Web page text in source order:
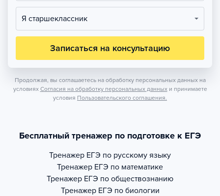
Я старшеклассник
Записаться на консультацию
Продолжая, вы соглашаетесь на обработку персональных данных на
условиях Согласия на обработку персональных данных и принимаете
условия Пользовательского соглашения.
Бесплатный тренажер по подготовке к ЕГЭ
Тренажер ЕГЭ по русскому языку
Тренажер ЕГЭ по математике
Тренажер ЕГЭ по обществознанию
Тренажер ЕГЭ по биологии